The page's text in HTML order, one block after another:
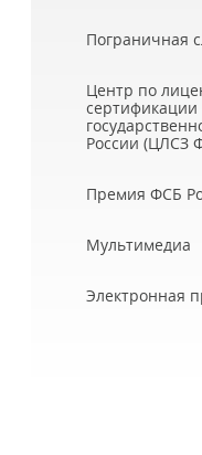
Пограничная
Центр по
России (ЦЛСЗ
Премия ФСБ
Мультимедиа
Электронная